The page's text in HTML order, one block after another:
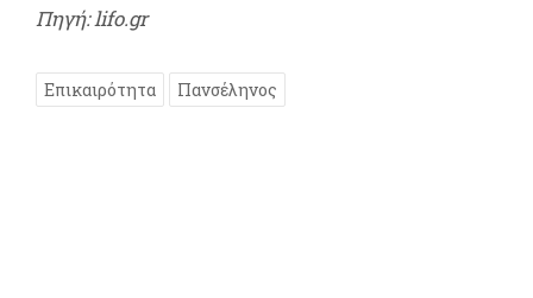
Πηγή: lifo.gr
Επικαιρότητα Πανσέληνος